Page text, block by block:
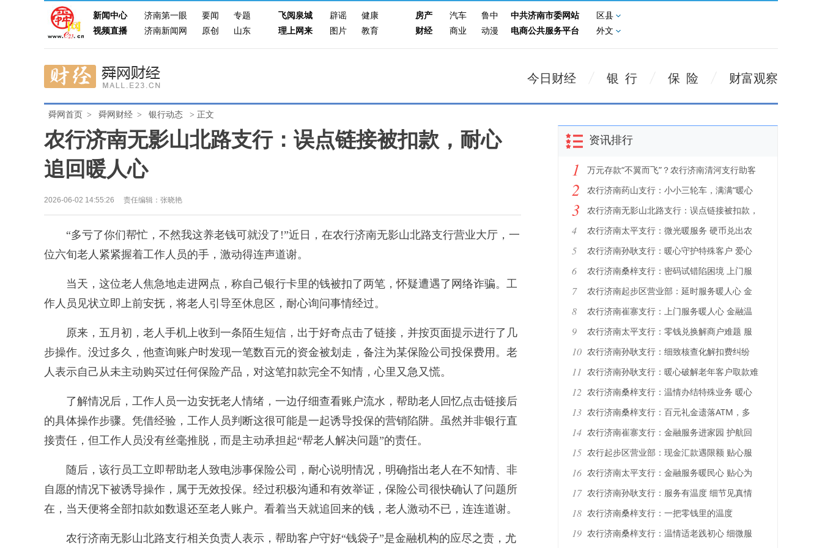
新闻中心 济南第一眼 要闻 专题 飞阅泉城 辟谣 健康 房产 汽车 鲁中 中共济南市委网站
区县
视频直播
济南新闻网 原创 山东 理上网来 图片 教育 财经 商业 动漫 电商公共服务平台 外文
今日财经 银 行 保 险 财富观察
舜网首页 > 舜网财经 > 银行动态 > 正文
农行济南无影山北路支行：误点链接被扣款，耐心
追回暖人心
2026-06-02 14:55:26 责任编辑：张晓艳
“多亏了你们帮忙，不然我这养老钱可就没了!”近日，在农行济南无影山北路支行营业大厅，一
位六旬老人紧紧握着工作人员的手，激动得连声道谢。
当天，这位老人焦急地走进网点，称自己银行卡里的钱被扣了两笔，怀疑遭遇了网络诈骗。工
作人员见状立即上前安抚，将老人引导至休息区，耐心询问事情经过。
原来，五月初，老人手机上收到一条陌生短信，出于好奇点击了链接，并按页面提示进行了几
步操作。没过多久，他查询账户时发现一笔数百元的资金被划走，备注为某保险公司投保费用。老
人表示自己从未主动购买过任何保险产品，对这笔扣款完全不知情，心里又急又慌。
了解情况后，工作人员一边安抚老人情绪，一边仔细查看账户流水，帮助老人回忆点击链接后
的具体操作步骤。凭借经验，工作人员判断这很可能是一起诱导投保的营销陷阱。虽然并非银行直
接责任，但工作人员没有丝毫推脱，而是主动承担起“帮老人解决问题”的责任。
随后，该行员工立即帮助老人致电涉事保险公司，耐心说明情况，明确指出老人在不知情、非
自愿的情况下被诱导操作，属于无效投保。经过积极沟通和有效举证，保险公司很快确认了问题所
在，当天便将全部扣款如数退还至老人账户。看着当天就追回来的钱，老人激动不已，连连道谢。
农行济南无影山北路支行相关负责人表示，帮助客户守好“钱袋子”是金融机构的应尽之责，尤
资讯排行
1
万元存款“不翼而飞”？农行济南清河支行助客
户追回“熊孩子”误消费款项
2
农行济南药山支行：小小三轮车，满满“暖心
事”
3
农行济南无影山北路支行：误点链接被扣款，
耐心追回暖人心
4
农行济南太平支行：微光暖服务 硬币兑出农
行温度
5
农行济南孙耿支行：暖心守护特殊客户 爱心
接力护送回家
6
农行济南桑梓支行：密码试错陷困境 上门服
务解民忧
7
农行济南起步区营业部：延时服务暖人心 金
融为民守初心
8
农行济南崔寨支行：上门服务暖人心 金融温
情零距离
9
农行济南太平支行：零钱兑换解商户难题 服
务彰显金融温度
10 农行济南孙耿支行：细致核查化解扣费纠纷
暖心服务守护客户资金安全
11 农行济南孙耿支行：暖心破解老年客户取款难
题 温情服务践行金融为民
12 农行济南桑梓支行：温情办结特殊业务 暖心
适老服务守护民生暖意
13 农行济南桑梓支行：百元礼金遗落ATM，多
方接力“完璧归赵”
14 农行济南崔寨支行：金融服务进家园 护航回
迁群众“安居梦”
15 农行起步区营业部：现金汇款遇限额 贴心服
务解民忧
16 农行济南太平支行：金融服务暖民心 贴心为
客户兑换残损币
17 农行济南孙耿支行：服务有温度 细节见真情
18 农行济南桑梓支行：一把零钱里的温度
19 农行济南桑梓支行：温情适老践初心 细微服